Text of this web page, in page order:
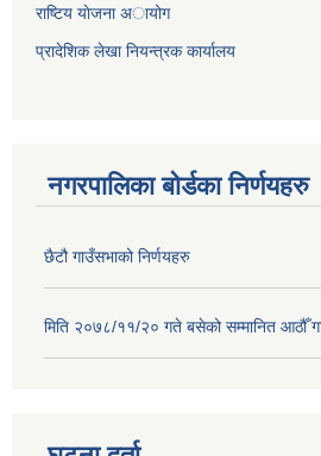
राष्टिय याेजना अायोग
प्रादेशिक लेखा नियन्त्रक कार्यालय
नगरपालिका बोर्डका निर्णयहरु
छैटौ गाउँसभाको निर्णयहरु
मिति २०७८/११/२० गते बसेको सम्मानित आठौँ